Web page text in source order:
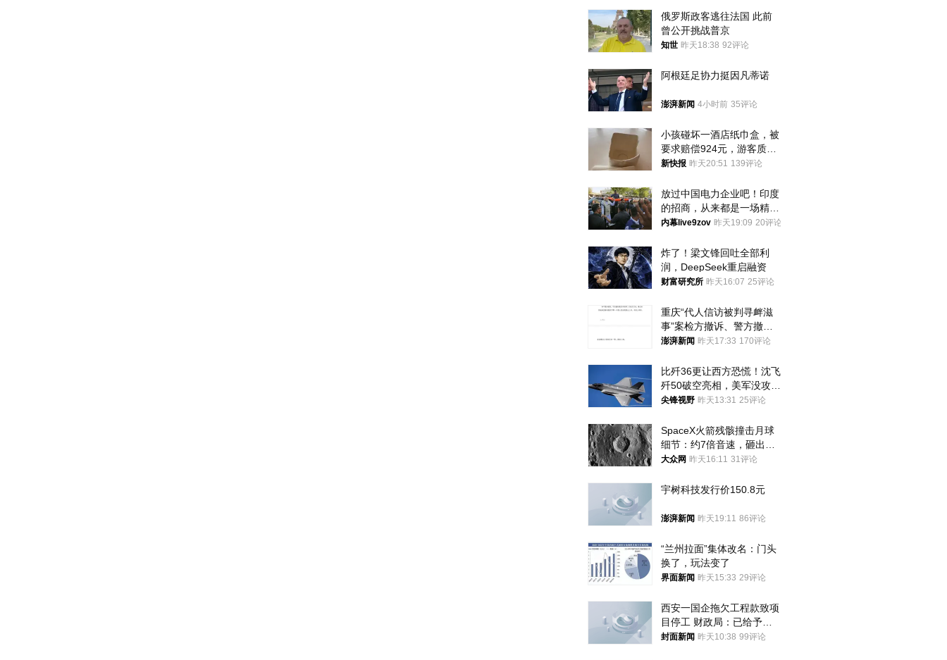
俄罗斯政客逃往法国 此前
曾公开挑战普京
知世 昨天18:38 92评论
阿根廷足协力挺因凡蒂诺
澎湃新闻 4小时前 35评论
小孩碰坏一酒店纸巾盒，被
要求赔偿924元，游客质疑
酒店房客物品超高标价，市
新快报 昨天20:51 139评论
放过中国电力企业吧！印度
的招商，从来都是一场精准
收割
内幕live9zov 昨天19:09 20评论
炸了！梁文锋回吐全部利
润，DeepSeek重启融资
财富研究所 昨天16:07 25评论
重庆“代人信访被判寻衅滋
事”案检方撤诉、警方撤
案，两被告人获国赔
澎湃新闻 昨天17:33 170评论
比歼36更让西方恐慌！沈飞
歼50破空亮相，美军没攻克
的技术被拿下
尖锋视野 昨天13:31 25评论
SpaceX火箭残骸撞击月球
细节：约7倍音速，砸出直
径约30米撞击坑
大众网 昨天16:11 31评论
宇树科技发行价150.8元
澎湃新闻 昨天19:11 86评论
“兰州拉面”集体改名：门头
换了，玩法变了
界面新闻 昨天15:33 29评论
西安一国企拖欠工程款致项
目停工 财政局：已给予处
分，正督促整改
封面新闻 昨天10:38 99评论